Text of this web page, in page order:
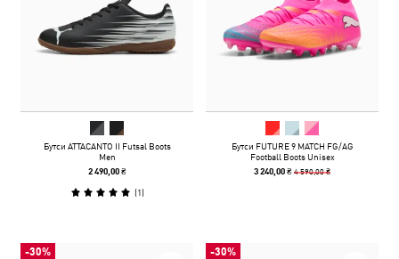
Бутси ATTACANTO II Futsal Boots
Men
2 490,00 ₴
(1)
Бутси FUTURE 9 MATCH FG/AG
Football Boots Unisex
3 240,00 ₴4 590,00 ₴
-30% -30%